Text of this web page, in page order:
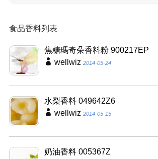
食品香料列表
焦糖瑪奇朵香料粉 900217EP
wellwiz 2014-05-24
水梨香料 049642Z6
wellwiz 2014-05-15
奶油香料 005367Z